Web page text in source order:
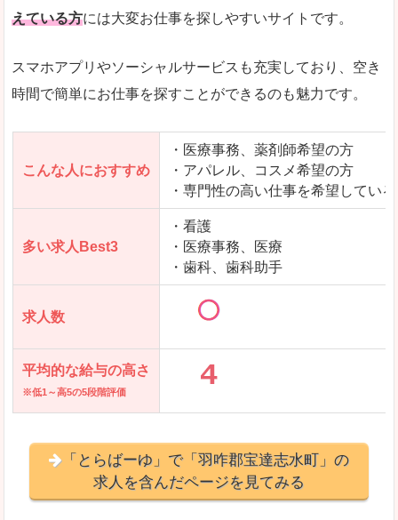
えている方には大変お仕事を探しやすいサイトです。
スマホアプリやソーシャルサービスも充実しており、空き
時間で簡単にお仕事を探すことができるのも魅力です。
こんな人におすすめ
・医療事務、薬剤師希望の方
・アパレル、コスメ希望の方
・専門性の高い仕事を希望してい
多い求人Best3
・看護
・医療事務、医療
・歯科、歯科助手
求人数
平均的な給与の高さ
※低1～高5の5段階評価
「とらばーゆ」で「羽咋郡宝達志水町」の
求人を含んだページを見てみる